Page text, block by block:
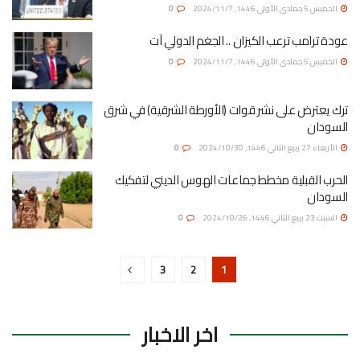
الخميس 5 جمادى الأولى 1446, 2024/11/7
عودة ترامب ترعب الكيزان .. الجغم الدولي آت
الخميس 5 جمادى الأولى 1446, 2024/11/7
ترك يعترض على نشر قوات (الأورطة الشرقية) في شرق
السودان
الأربعاء 27 ربيع الثاني 1446, 2024/10/30
الحرب القبلية مخطط جماعات الهوس الديني لتفكيك
السودان
السبت 23 ربيع الثاني 1446, 2024/10/26
1
2
3
اخر الاخبار